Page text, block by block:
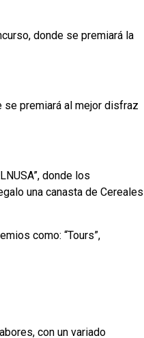
donde se premiará la
se premiará al mejor disfraz
donde los
una canasta de Cereales
como: “Tours”,
con un variado